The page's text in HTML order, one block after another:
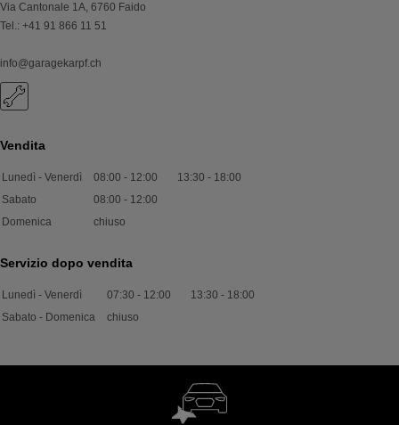
Via Cantonale 1A, 6760 Faido
Tel.: +41 91 866 11 51
info@garagekarpf.ch
Vendita
Lunedì - Venerdì 08:00 - 12:00 13:30 - 18:00
Sabato
08:00 - 12:00
Domenica
chiuso
Servizio dopo vendita
Lunedì - Venerdì 07:30 - 12:00 13:30 - 18:00
Sabato - Domenica
chiuso